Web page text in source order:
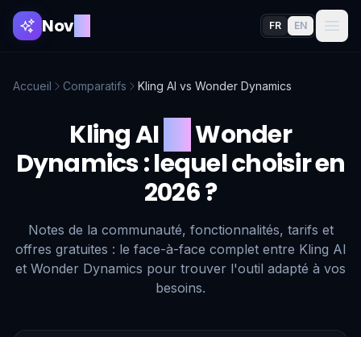
NovAI FR EN
Accueil Comparatifs Kling AI vs Wonder Dynamics
Kling AI
Wonder
Dynamics: lequel choisir en
2026 ?
Notes de la communauté, fonctionnalités, tarifs et
offres gratuites : le face-à-face complet entre Kling AI
et Wonder Dynamics pour trouver l'outil adapté à vos
besoins.